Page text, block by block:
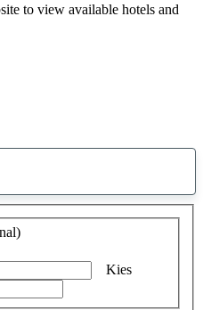
to view available hotels and
suggestie
gevonden
Kies